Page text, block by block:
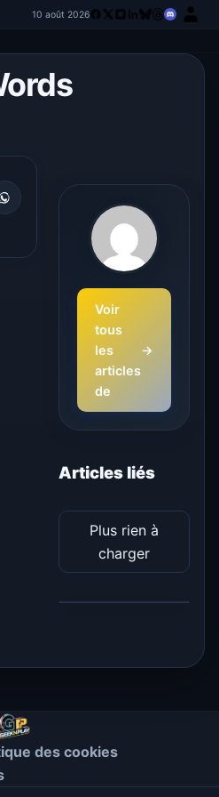
10 août 2026
Voir
tous
les
articles
de
→
Articles liés
Plus rien à
charger
des cookies